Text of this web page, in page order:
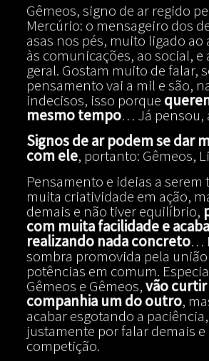
Gêmeos, signo de ar regido
Mercúrio: o mensageiro dos
asas nos pés, muito ligado ao
às comunicações, ao social, e
geral. Gostam muito de falar,
pensamento vai a mil e são,
indecisos, isso porque
mesmo tempo… Já pensou,
Signos de ar podem se dar
com ele, portanto: Gêmeos,
Pensamento e ideias a serem
muita criatividade em ação,
demais e não tiver equilíbrio,
com muita facilidade e
realizando nada concreto…
sombra promovida pela união
potências em comum.
Gêmeos e Gêmeos,vão
companhia um do outro,
acabar esgotando a
justamente por falar demais
competição.